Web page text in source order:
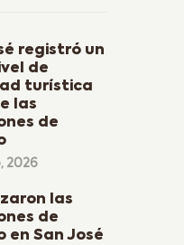
registró un
de
turística
las
de
2026
las
de
en San José